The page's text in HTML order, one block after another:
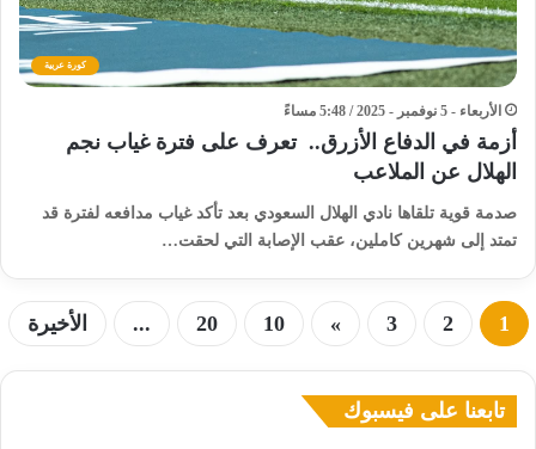
كورة عربية
الأربعاء - 5 نوفمبر - 2025 / 5:48 مساءً
أزمة في الدفاع الأزرق.. تعرف على فترة غياب نجم
الهلال عن الملاعب
صدمة قوية تلقاها نادي الهلال السعودي بعد تأكد غياب مدافعه لفترة قد
تمتد إلى شهرين كاملين، عقب الإصابة التي لحقت…
1
2
3
»
10
20
... الأخيرة
تابعنا على فيسبوك